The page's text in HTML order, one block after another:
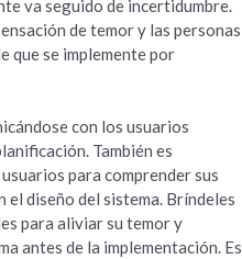
va seguido de incertidumbre.
de temor y las personas
que se implemente por
con los usuarios
También es
para comprender sus
diseño del sistema. Bríndeles
para aliviar su temor y
antes de la implementación. Es